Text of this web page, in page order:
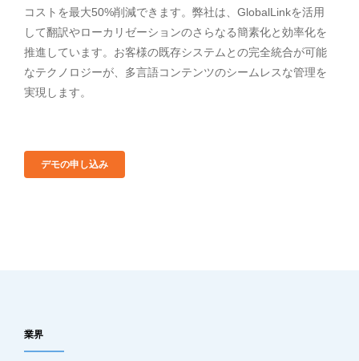
コストを最大50%削減できます。弊社は、GlobalLinkを活用
して翻訳やローカリゼーションのさらなる簡素化と効率化を
推進しています。お客様の既存システムとの完全統合が可能
なテクノロジーが、多言語コンテンツのシームレスな管理を
実現します。
デモの申し込み
業界